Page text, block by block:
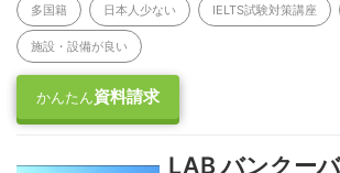
多国籍 日本人少ない IELTS試験対策講座
施設・設備が良い
かんたん資料請求
LAB バンクー